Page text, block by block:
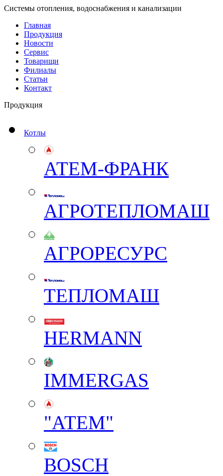
Системы отопления, водоснабжения и канализации
Главная
Продукция
Новости
Сервис
Товарищи
Филиалы
Статьи
Контакт
Продукция
Котлы
АТЕМ-ФРАНК
АГРОТЕПЛОМАШ
АГРОРЕСУРС
ТЕПЛОМАШ
HERMANN
IMMERGAS
"АТЕМ"
BOSCH